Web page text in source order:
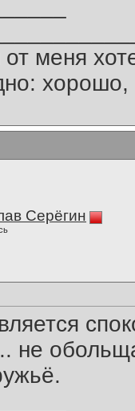
от меня
Серёгин
не